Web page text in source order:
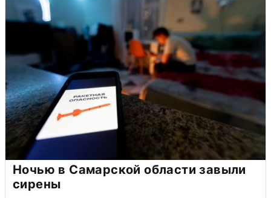
Ночью в Самарской области завыли
сирены